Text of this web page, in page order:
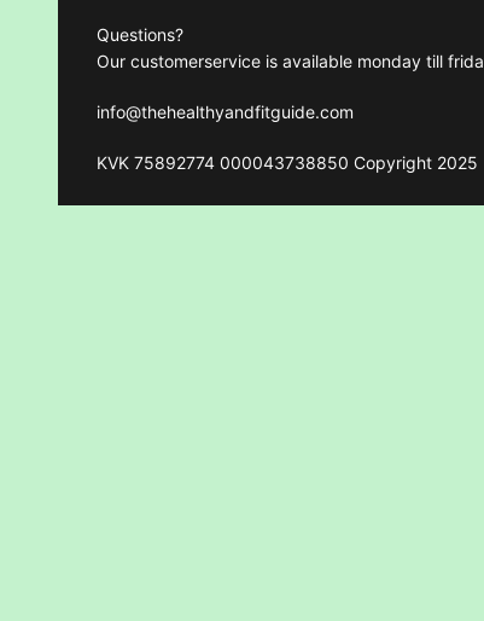
Questions?
Our customerservice is available monday till
info@thehealthyandfitguide.com
KVK 75892774 000043738850 Copyright 2025